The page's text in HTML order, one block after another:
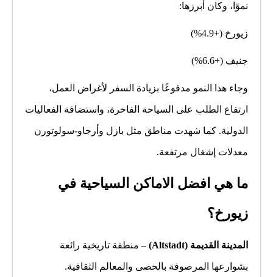
نموًا، وكان أبرزها:
زيورخ (+4.9%)
جنيف (+6.6%)
وجاء هذا النمو مدفوعًا بزيادة السفر لأغراض العمل،
ارتفاع الطلب على السياحة الفاخرة، واستضافة الفعاليات
الدولية. كما شهدت مناطق مثل بازل وأرجاو-سولوتورن
معدلات إشغال مرتفعة.
ما هي افضل الاماكن السياحية في
زيورخ؟
المدينة القديمة (Altstadt) – منطقة تاريخية رائعة
بشوارعها المرصوفة بالحصى والمعالم الثقافية.